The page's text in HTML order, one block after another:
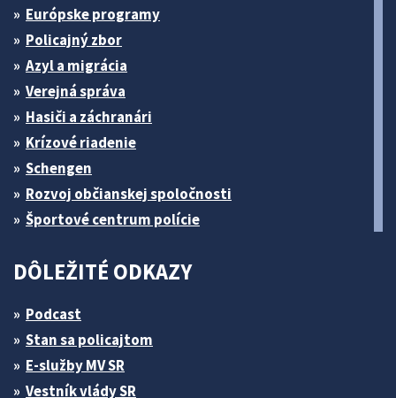
Európske programy
Policajný zbor
Azyl a migrácia
Verejná správa
Hasiči a záchranári
Krízové riadenie
Schengen
Rozvoj občianskej spoločnosti
Športové centrum polície
DÔLEŽITÉ ODKAZY
Podcast
Stan sa policajtom
E-služby MV SR
Vestník vlády SR